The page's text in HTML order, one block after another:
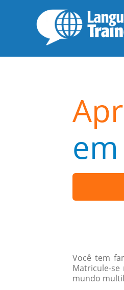
Você tem
Matricule-
mundo